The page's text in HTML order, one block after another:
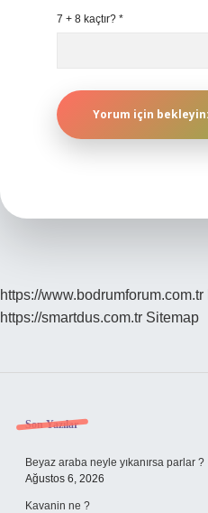
7 + 8 kaçtır? *
https://www.bodrumforum.com.tr
https://smartdus.com.tr Sitemap
Sidebar
Son Yazılar
Beyaz araba neyle yıkanırsa parlar ?
Ağustos 6, 2026
Kavanin ne ?